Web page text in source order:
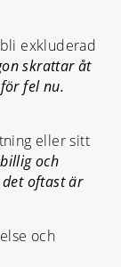
exkluderad
skrattar åt
fel nu.
eller sitt
och
oftast är
och